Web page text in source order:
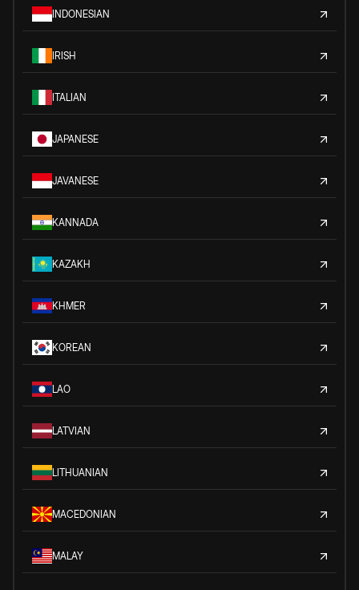
INDONESIAN
IRISH
ITALIAN
JAPANESE
JAVANESE
KANNADA
KAZAKH
KHMER
KOREAN
LAO
LATVIAN
LITHUANIAN
MACEDONIAN
MALAY